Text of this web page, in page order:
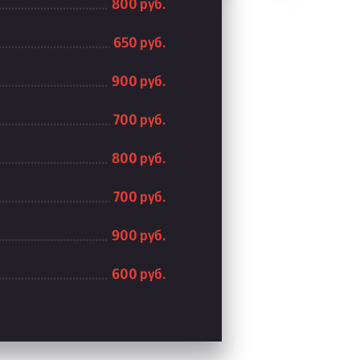
800 руб.
650 руб.
900 руб.
700 руб.
800 руб.
700 руб.
900 руб.
600 руб.